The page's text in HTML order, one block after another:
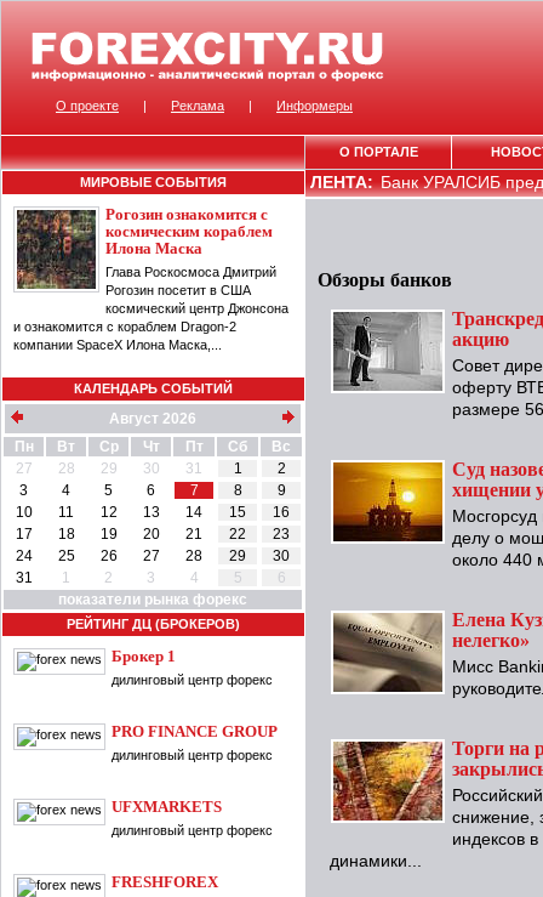
МИРОВЫЕ СОБЫТИЯ
Рогозин ознакомится с
космическим кораблем
Илона Маска
Глава Роскосмоса Дмитрий
Рогозин посетит в США
космический центр Джонсона
и ознакомится с кораблем Dragon-2
компании SpaceX Илона Маска,...
КАЛЕНДАРЬ СОБЫТИЙ
Август 2026
Пн
Вт Ср Чт Пт Сб
Вс
27
28 29 30 31 1
2
3
4 5 6 7 8
9
10
11 12 13 14 15
16
17
18 19 20 21 22
23
24
25 26 27 28 29
30
31
1 2 3 4 5
6
показатели рынка форекс
РЕЙТИНГ ДЦ (БРОКЕРОВ)
Брокер 1
дилинговый центр форекс
PRO FINANCE GROUP
дилинговый центр форекс
UFXMARKETS
дилинговый центр форекс
FRESHFOREX
ЛЕНТА:Банк УРАЛСИБ
Обзоры банков
акцию
Совет
оферту
размере
Суд
хищении
Мосгорсуд
делу о
около 440
Елена
нелегко»
Мисс
Торги на
снижение,
индексов
динамики...
О проекте | Реклама | Информеры
О ПОРТАЛЕ